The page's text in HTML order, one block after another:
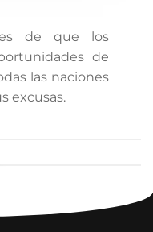
de que los
de
las naciones
excusas.